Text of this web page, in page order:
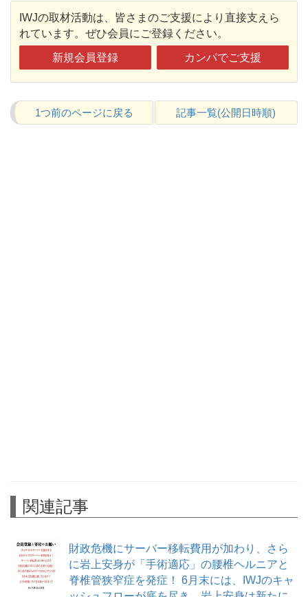
IWJの取材活動は、皆さまのご支援により直接支えら
れています。ぜひ会員にご登録ください。
新規会員登録 カンパでご支援
1つ前のページに戻る 記事一覧(公開日時順)
関連記事
財政危機にサーバー移転費用が加わり、さら
に岩上安身が「手術適応」の腰椎ヘルニアと
脊椎管狭窄症を発症！ 6月末には、IWJのキャ